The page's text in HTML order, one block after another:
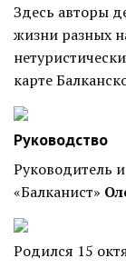
Здесь авторы
жизни разных
карте
Руководство
Руководитель
«Балканист»
Родился 15